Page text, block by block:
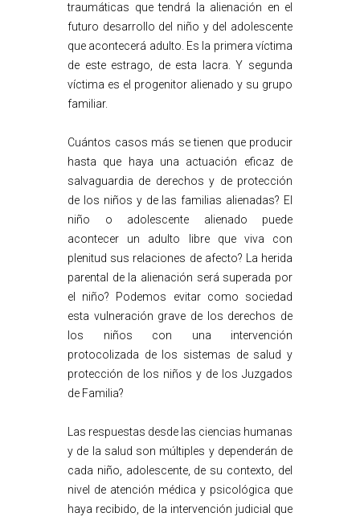
traumáticas que tendrá la alienación en el
futuro desarrollo del niño y del adolescente
que acontecerá adulto. Es la primera víctima
de este estrago, de esta lacra. Y segunda
víctima es el progenitor alienado y su grupo
familiar.
Cuántos casos más se tienen que producir
hasta que haya una actuación eficaz de
salvaguardia de derechos y de protección
de los niños y de las familias alienadas? El
niño o adolescente alienado puede
acontecer un adulto libre que viva con
plenitud sus relaciones de afecto? La herida
parental de la alienación será superada por
el niño? Podemos evitar como sociedad
esta vulneración grave de los derechos de
los niños con una intervención
protocolizada de los sistemas de salud y
protección de los niños y de los Juzgados
de Familia?
Las respuestas desde las ciencias humanas
y de la salud son múltiples y dependerán de
cada niño, adolescente, de su contexto, del
nivel de atención médica y psicológica que
haya recibido, de la intervención judicial que